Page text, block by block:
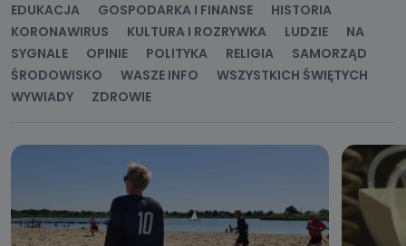
EDUKACJA
GOSPODARKA I FINANSE
HISTORIA
KORONAWIRUS
KULTURA I ROZRYWKA LUDZIE
NA
SYGNALE
OPINIE POLITYKA RELIGIA
SAMORZĄD
ŚRODOWISKO
WASZE INFO
WSZYSTKICH ŚWIĘTYCH
WYWIADY
ZDROWIE